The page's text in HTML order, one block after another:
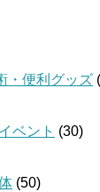
・便利グッズ
ベント (30)
(50)